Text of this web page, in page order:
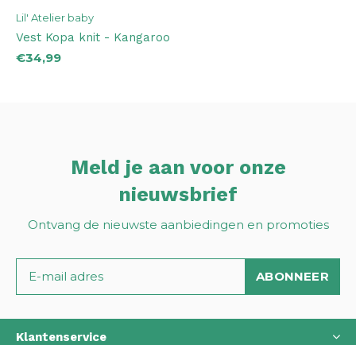
Lil' Atelier baby
Vest Kopa knit - Kangaroo
€34,99
Meld je aan voor onze
nieuwsbrief
Ontvang de nieuwste aanbiedingen en promoties
ABONNEER
Klantenservice